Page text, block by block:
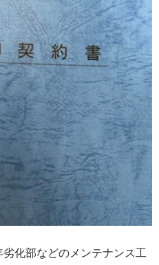
化部などのメンテナンス工